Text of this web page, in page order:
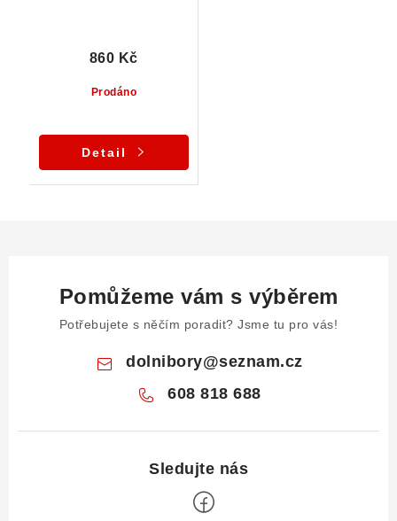
Prodáno
860 Kč
Detail
Pomůžeme vám s výběrem
Potřebujete s něčím poradit? Jsme tu pro vás!
dolnibory@seznam.cz
608 818 688